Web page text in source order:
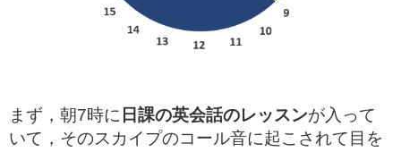
まず，朝7時に 日課の英会話のレッスンが入って
いて，そのスカイプのコール音に起こされて目を